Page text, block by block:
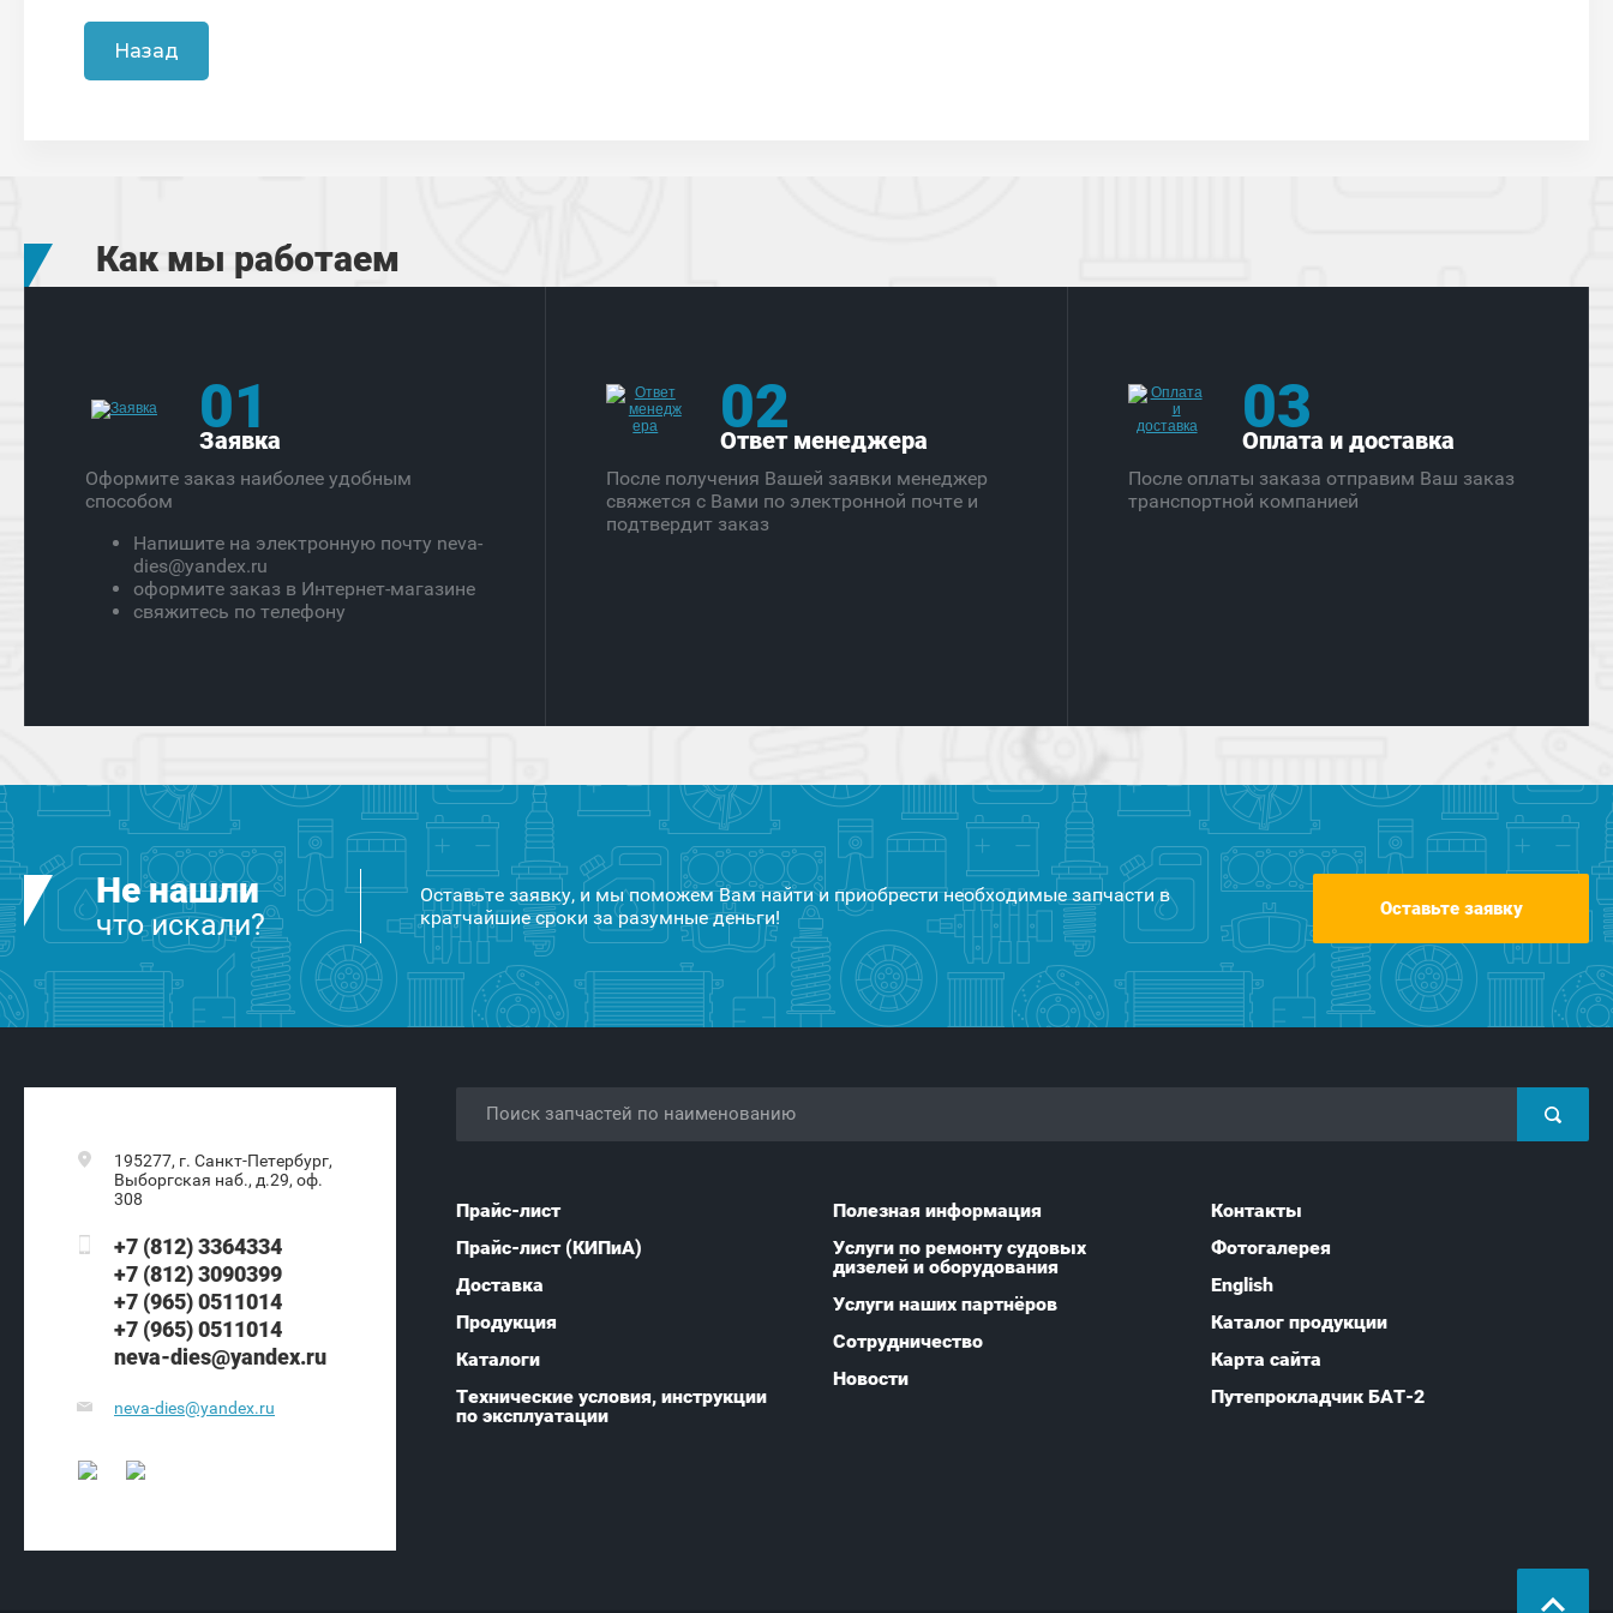
Назад
Как мы работаем
01
Заявка
Оформите заказ наиболее удобным
способом
Напишите на электронную почту neva-
dies@yandex.ru
оформите заказ в Интернет-магазине
свяжитесь по телефону
02
Ответ менеджера
После получения Вашей заявки менеджер
свяжется с Вами по электронной почте и
подтвердит заказ
03
Оплата и доставка
После оплаты заказа отправим Ваш заказ
транспортной компанией
Не нашли
что искали?
Оставьте заявку, и мы поможем Вам найти и приобрести необходимые запчасти в
кратчайшие сроки за разумные деньги!
Оставьте заявку
195277, г. Санкт-Петербург,
Выборгская наб., д.29, оф.
308
+7 (812) 3364334
+7 (812) 3090399
+7 (965) 0511014
+7 (965) 0511014
neva-dies@yandex.ru
neva-dies@yandex.ru
Прайс-лист
Прайс-лист (КИПиА)
Доставка
Продукция
Каталоги
Технические условия, инструкции
по эксплуатации
Полезная информация
Услуги по ремонту судовых
дизелей и оборудования
Услуги наших партнёров
Сотрудничество
Новости
Контакты
Фотогалерея
English
Каталог продукции
Карта сайта
Путепрокладчик БАТ-2